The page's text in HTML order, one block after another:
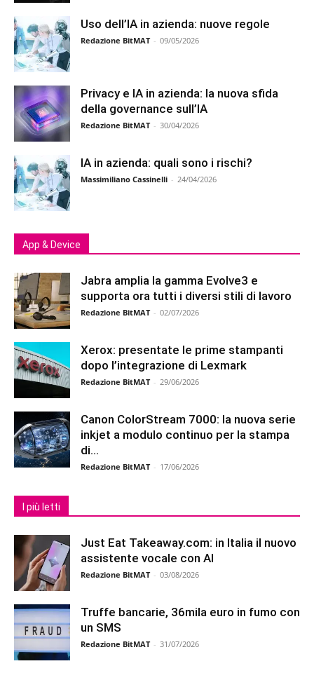
Uso dell’IA in azienda: nuove regole
Redazione BitMAT - 09/05/2026
Privacy e IA in azienda: la nuova sfida
della governance sull’IA
Redazione BitMAT - 30/04/2026
IA in azienda: quali sono i rischi?
Massimiliano Cassinelli - 24/04/2026
App & Device
Jabra amplia la gamma Evolve3 e
supporta ora tutti i diversi stili di lavoro
Redazione BitMAT - 02/07/2026
Xerox: presentate le prime stampanti
dopo l’integrazione di Lexmark
Redazione BitMAT - 29/06/2026
Canon ColorStream 7000: la nuova serie
inkjet a modulo continuo per la stampa
di...
Redazione BitMAT - 17/06/2026
I più letti
Just Eat Takeaway.com: in Italia il nuovo
assistente vocale con AI
Redazione BitMAT - 03/08/2026
Truffe bancarie, 36mila euro in fumo con
un SMS
Redazione BitMAT - 31/07/2026